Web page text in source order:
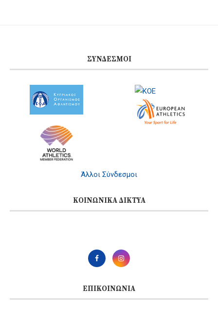
ΣΎΝΔΕΣΜΟΙ
Άλλοι Σύνδεσμοι
ΚΟΙΝΩΝΙΚΆ ΔΊΚΤΥΑ
ΕΠΙΚΟΙΝΩΝΊΑ